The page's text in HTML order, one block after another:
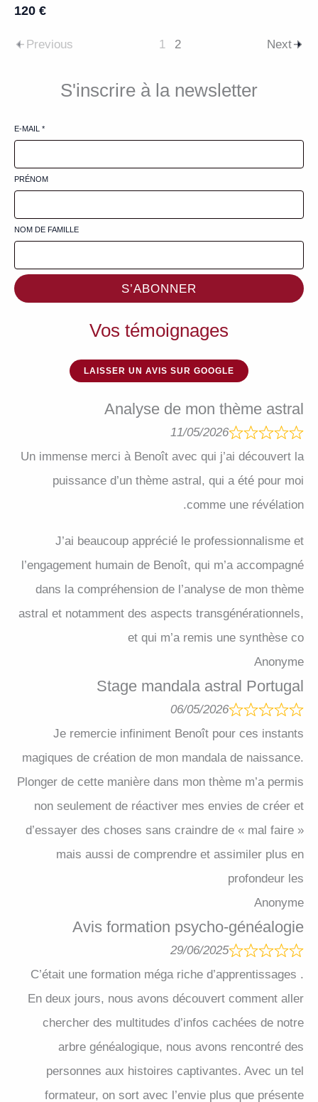
120 €
Previous 1 2 Next
S'inscrire à la newsletter
E-MAIL *
PRÉNOM
NOM DE FAMILLE
S’ABONNER
Vos témoignages
LAISSER UN AVIS SUR GOOGLE
Analyse de mon thème astral
11/05/2026
Un immense merci à Benoît avec qui j’ai découvert la
puissance d’un thème astral, qui a été pour moi
comme une révélation.
J’ai beaucoup apprécié le professionnalisme et
l’engagement humain de Benoît, qui m’a accompagné
dans la compréhension de l’analyse de mon thème
astral et notamment des aspects transgénérationnels,
et qui m’a remis une synthèse co
Anonyme
Stage mandala astral Portugal
06/05/2026
Je remercie infiniment Benoît pour ces instants
magiques de création de mon mandala de naissance.
Plonger de cette manière dans mon thème m’a permis
non seulement de réactiver mes envies de créer et
d’essayer des choses sans craindre de « mal faire »
mais aussi de comprendre et assimiler plus en
profondeur les
Anonyme
Avis formation psycho-généalogie
29/06/2025
C’était une formation méga riche d’apprentissages .
En deux jours, nous avons découvert comment aller
chercher des multitudes d’infos cachées de notre
arbre généalogique, nous avons rencontré des
personnes aux histoires captivantes. Avec un tel
formateur, on sort avec l’envie plus que présente